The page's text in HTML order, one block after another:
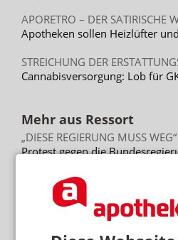
APORETRO – DER SATIRISCHE
Apotheken sollen Heizlüfter
STREICHUNG DER
Cannabisversorgung: Lob für
Mehr aus Ressort
„DIESE REGIERUNG MUSS WEG“
Protest gegen die
MEHR HITZETOTE
Hitzeschutz: Was tut die
BUNDESREGIERUNG PRÜFT
Second-Hand-Medikamente: